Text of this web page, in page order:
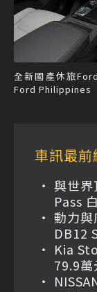
全新國產休旅
Ford Philippines
車訊最前
與世
Pass
動力
DB12
Kia
79.9